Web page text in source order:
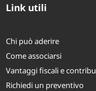
Link utili
Chi può aderire
Come associarsi
Vantaggi fiscali e
Richiedi un preventivo